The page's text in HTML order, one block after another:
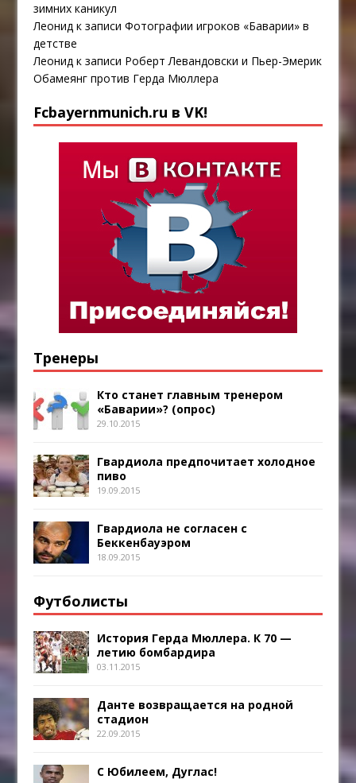
зимних каникул
Леонид к записиФотографии игроков «Баварии» в
детстве
Леонид к записи Роберт Левандовски и Пьер-Эмерик
Обамеянг против Герда Мюллера
Fcbayernmunich.ru в VK!
Тренеры
Кто станет главным тренером
«Баварии»? (опрос)
29.10.2015
Гвардиола предпочитает холодное
пиво
19.09.2015
Гвардиола не согласен с
Беккенбауэром
18.09.2015
Футболисты
История Герда Мюллера. К 70 —
летию бомбардира
03.11.2015
Данте возвращается на родной
стадион
22.09.2015
С Юбилеем, Дуглас!